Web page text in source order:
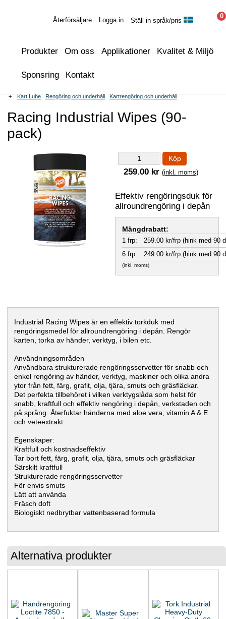
0
Ställ in språk/pris
Logga in
Återförsäljare
Produkter Om oss Applikationer Kvalitet & Miljö
Sponsring Kontakt
Kartrengöring och underhåll
Rengöring och underhåll
Kart Lube
+
Racing Industrial Wipes (90-
pack)
Köp
259.00 kr (inkl. moms)
Effektiv rengöringsduk för
allroundrengöring i depån
Mängdrabatt:
1 frp:
259.00 kr/frp (hink med 90
6 frp:
249.00 kr/frp (hink med 90
(inkl. moms)
Industrial Racing Wipes är en effektiv torkduk med
rengöringsmedel för allroundrengöring i depån. Rengör
karten, torka av händer, verktyg, i bilen etc.
Användningsområden
Användbara strukturerade rengöringsservetter för snabb och
enkel rengöring av händer, verktyg, maskiner och olika andra
ytor från fett, färg, grafit, olja, tjära, smuts och gräsfläckar.
Det perfekta tillbehöret i vilken verktygslåda som helst för
snabb, kraftfull och effektiv rengöring i depån, verkstaden och
på språng. Återfuktar händerna med aloe vera, vitamin A & E
och veteextrakt.
Egenskaper:
Kraftfull och kostnadseffektiv
Tar bort fett, färg, grafit, olja, tjära, smuts och gräsfläckar
Särskilt kraftfull
Strukturerade rengöringsservetter
För envis smuts
Lätt att använda
Fräsch doft
Biologiskt nedbrytbar vattenbaserad formula
Alternativa produkter